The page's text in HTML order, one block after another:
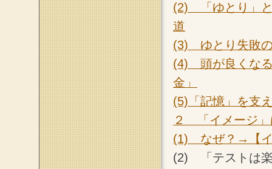
(2) 「ゆとり」と
道
(3) ゆとり失敗の
(4) 頭が良くなる
金」
(5)「記憶」を支
２ 「イメージ」
(1) なぜ？→【イ
(2) 「テストは楽